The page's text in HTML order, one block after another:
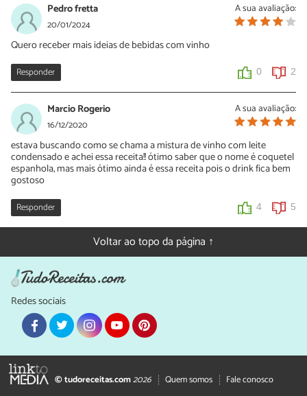
A sua avaliação:
Pedro fretta
20/01/2024
Quero receber mais ideias de bebidas com vinho
Responder 0 2
A sua avaliação:
Marcio Rogerio
16/12/2020
estava buscando como se chama a mistura de vinho com leite
condensado e achei essa receita!! ótimo saber que o nome é coquetel
espanhola, mas mais ótimo ainda é essa receita pois o drink fica bem
gostoso
Responder 4 5
Voltar ao topo da página ↑
Redes sociais
© tudoreceitas.com2026 Quem somos
Fale conosco